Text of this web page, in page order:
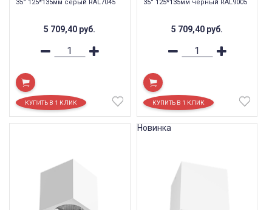
35° 125*135мм серый RAL7045
5 709,40 руб.
35° 125*135мм черный RAL9005
5 709,40 руб.
Новинка